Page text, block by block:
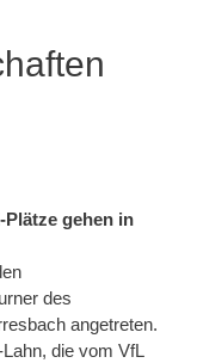
Plätze gehen in
des
angetreten.
die vom VfL